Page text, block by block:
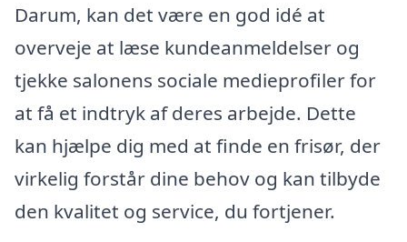
Darum, kan det være en god idé at
overveje at læse kundeanmeldelser og
tjekke salonens sociale medieprofiler for
at få et indtryk af deres arbejde. Dette
kan hjælpe dig med at finde en frisør, der
virkelig forstår dine behov og kan tilbyde
den kvalitet og service, du fortjener.